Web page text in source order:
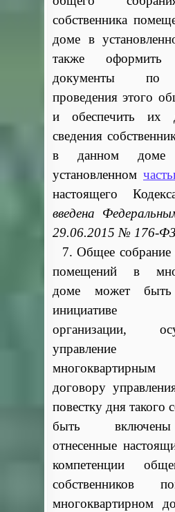
собственника
доме в
также оформить
документы по
проведения этого
и обеспечить их
сведения
в данном доме
установленном
настоящего
введена
29.06.2015 № 176-
7. Общее собрание
помещений в
доме может
инициативе
организации,
договору
повестку дня такого
быть
отнесенные
компетенции
собственников
многоквартирном